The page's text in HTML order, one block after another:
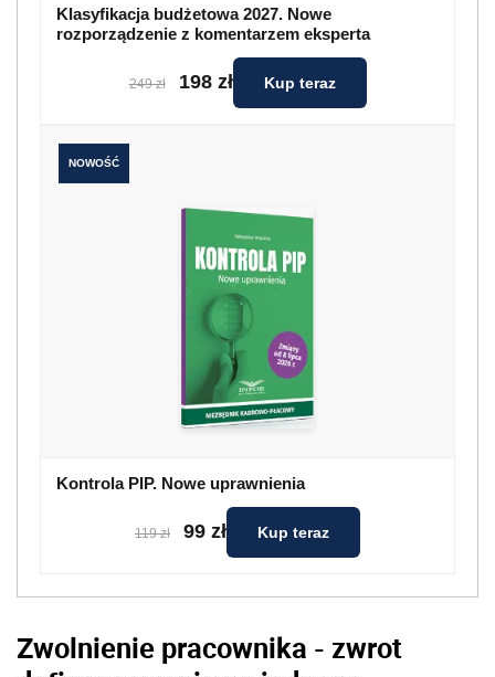
Kontrola PIP. Nowe uprawnienia
Kup teraz
Zwolnienie pracownika - zwrot
dofinansowania na jednego
Jak zaznacza gazeta, jeślifirma
pracownika w czasie, gdy pobierała
dofinansowania do pensji z tarczy
wszystkich zatrudnionych.